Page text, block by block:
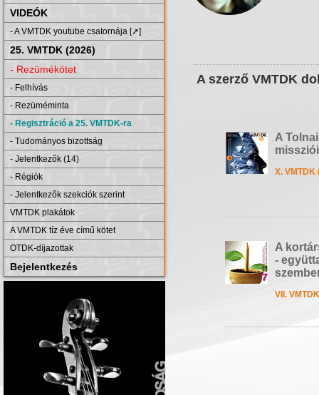
VIDEÓK
- A VMTDK youtube csatornája [➚]
25. VMTDK (2026)
- Rezümékötet
- Felhívás
- Rezüméminta
- Regisztráció a 25. VMTDK-ra
- Tudományos bizottság
- Jelentkezők (14)
- Régiók
- Jelentkezők szekciók szerint
VMTDK plakátok
A VMTDK tíz éve című kötet
OTDK-díjazottak
Bejelentkezés
A szerző VMTDK
A
X. VMTDK
A
-
VII.